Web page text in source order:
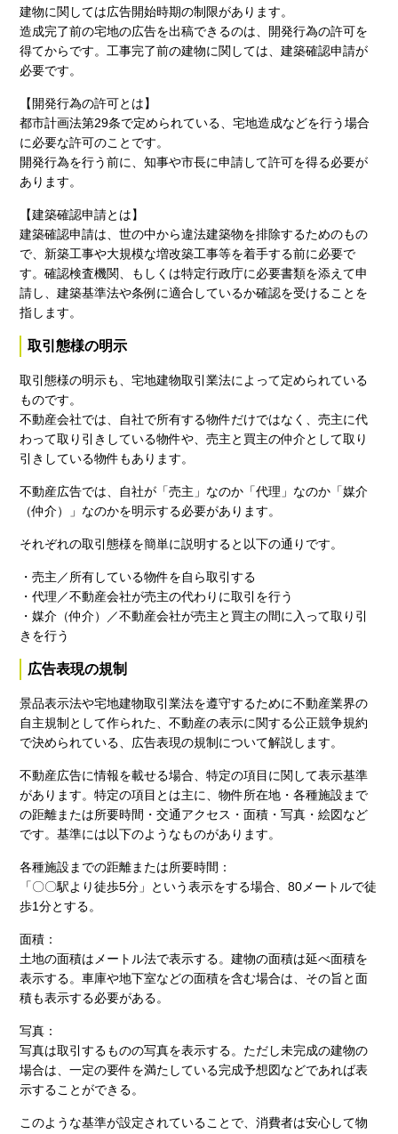
建物に関しては広告開始時期の制限があります。
造成完了前の宅地の広告を出稿できるのは、開発行為の許可を
得てからです。工事完了前の建物に関しては、建築確認申請が
必要です。
【開発行為の許可とは】
都市計画法第29条で定められている、宅地造成などを行う場合
に必要な許可のことです。
開発行為を行う前に、知事や市長に申請して許可を得る必要が
あります。
【建築確認申請とは】
建築確認申請は、世の中から違法建築物を排除するためのもの
で、新築工事や大規模な増改築工事等を着手する前に必要で
す。確認検査機関、もしくは特定行政庁に必要書類を添えて申
請し、建築基準法や条例に適合しているか確認を受けることを
指します。
取引態様の明示
取引態様の明示も、宅地建物取引業法によって定められている
ものです。
不動産会社では、自社で所有する物件だけではなく、売主に代
わって取り引きしている物件や、売主と買主の仲介として取り
引きしている物件もあります。
不動産広告では、自社が「売主」なのか「代理」なのか「媒介
（仲介）」なのかを明示する必要があります。
それぞれの取引態様を簡単に説明すると以下の通りです。
・売主／所有している物件を自ら取引する
・代理／不動産会社が売主の代わりに取引を行う
・媒介（仲介）／不動産会社が売主と買主の間に入って取り引
きを行う
広告表現の規制
景品表示法や宅地建物取引業法を遵守するために不動産業界の
自主規制として作られた、不動産の表示に関する公正競争規約
で決められている、広告表現の規制について解説します。
不動産広告に情報を載せる場合、特定の項目に関して表示基準
があります。特定の項目とは主に、物件所在地・各種施設まで
の距離または所要時間・交通アクセス・面積・写真・絵図など
です。基準には以下のようなものがあります。
各種施設までの距離または所要時間：
「〇〇駅より徒歩5分」という表示をする場合、80メートルで徒
歩1分とする。
面積：
土地の面積はメートル法で表示する。建物の面積は延べ面積を
表示する。車庫や地下室などの面積を含む場合は、その旨と面
積も表示する必要がある。
写真：
写真は取引するものの写真を表示する。ただし未完成の建物の
場合は、一定の要件を満たしている完成予想図などであれば表
示することができる。
このような基準が設定されていることで、消費者は安心して物